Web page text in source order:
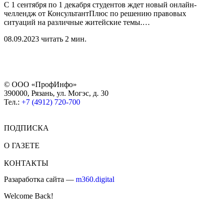
С 1 сентября по 1 декабря студентов ждет новый онлайн-
челлендж от КонсультантПлюс по решению правовых
ситуаций на различные житейские темы.…
08.09.2023 читать 2 мин.
© ООО «ПрофИнфо»
390000, Рязань, ул. Могэс, д. 30
Тел.: +7 (4912) 720-700
ПОДПИСКА
О ГАЗЕТЕ
КОНТАКТЫ
Разаработка сайта — m360.digital
Welcome Back!